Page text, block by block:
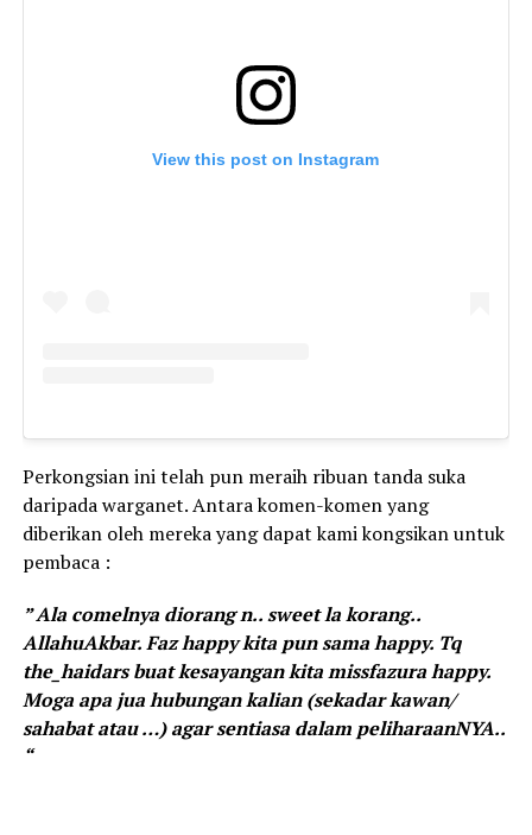
View this post on Instagram
Perkongsian ini telah pun meraih ribuan tanda suka
daripada warganet. Antara komen-komen yang
diberikan oleh mereka yang dapat kami kongsikan untuk
pembaca :
” Ala comelnya diorang n.. sweet la korang..
AllahuAkbar. Faz happy kita pun sama happy. Tq
the_haidars buat kesayangan kita missfazura happy.
Moga apa jua hubungan kalian (sekadar kawan/
sahabat atau …) agar sentiasa dalam peliharaanNYA..
“